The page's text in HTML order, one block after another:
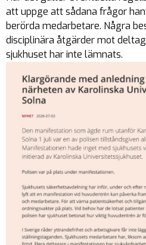
att uppge att sådana frågor
berörda medarbetare. Några
disciplinära åtgärder mot
sjukhuset har inte lämnats.